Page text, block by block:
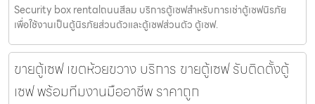
Security box rentalถนนสีลม บริการตู้เซฟสำหรับการเช่าตู้เซฟนิรภัย
เพื่อใช้งานเป็นตู้นิรภัยส่วนตัวและตู้เซฟส่วนตัว ตู้เซฟ.
ขายตู้เซฟ เขตห้วยขวาง บริการ ขายตู้เซฟ รับติดตั้งตู้
เซฟ พร้อมทีมงานมืออาชีพ ราคาถูก